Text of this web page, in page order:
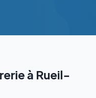
à Rueil-